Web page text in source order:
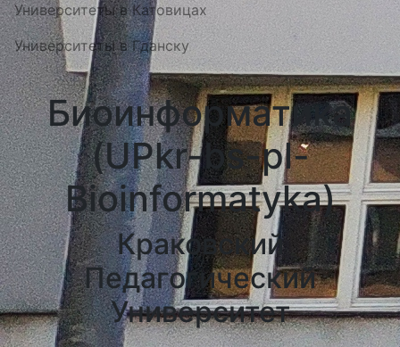
Университеты в Катовицах
Университеты в Гданску
Биоинформатика
(UPkr-bs-pl-
Bioinformatyka)
Краковский
Педагогический
Университет